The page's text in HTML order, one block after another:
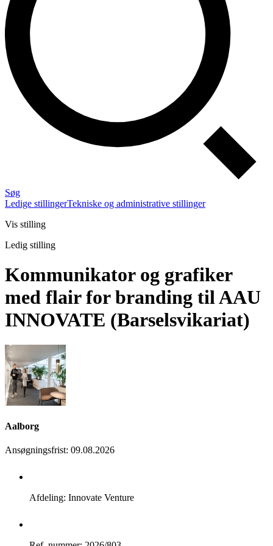
Søg
Ledige stillingerTekniske og administrative stillinger
Vis stilling
Ledig stilling
Kommunikator og grafiker
med flair for branding til AAU
INNOVATE (Barselsvikariat)
Aalborg
Ansøgningsfrist: 09.08.2026
Afdeling: Innovate Venture